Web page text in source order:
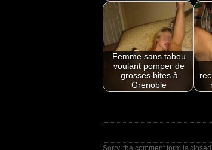
Femme sans tabou
voulant pomper de
grosses bites à
Grenoble
Sorry, the comment form is closed